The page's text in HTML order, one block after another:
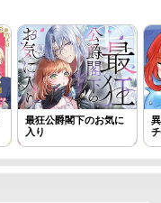
最狂公爵閣下のお気に
入り